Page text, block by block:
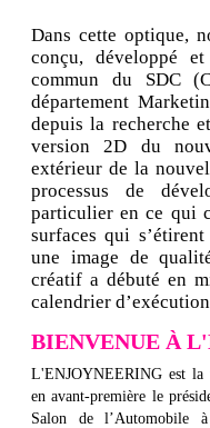
Dans cette optique,
conçu, développé
commun du SDC
département
depuis la recherche
version 2D du
extérieur de la
processus de
particulier en ce qui
surfaces qui
une image de
créatif a débuté en
calendrier
BIENVENUE À
L'ENJOYNEERING est la
en avant-première le
Salon de l’Automobile